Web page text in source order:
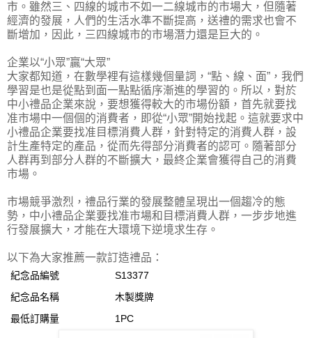
市。雖然三、四線的城市不如一二線城市的市場大，但隨著
經濟的發展，人們的生活水準不斷提高，送禮的需求也會不
斷增加，因此，三四線城市的市場潛力還是巨大的。
企業以“小眾”贏“大眾”
大家都知道，在數學裡有這樣幾個量詞，“點、線、面”，我們
學習是也是從點到面一點點循序漸進的學習的。所以，對於
中小禮品企業來說，要想獲得較大的市場份額，首先就要找
准市場中一個個的消費者，即從“小眾”開始找起。這就要求中
小禮品企業要找准目標消費人群，針對特定的消費人群，設
計生產特定的產品，從而先得部分消費者的認可。隨著部分
人群再到部分人群的不斷擴大，最終企業會獲得自己的消費
市場。
市場競爭激烈，禮品行業的發展整體呈現出一個趨冷的態
勢，中小禮品企業要找准市場和目標消費人群，一步步地進
行發展擴大，才能在大環境下逆境求生存。
以下為大家推薦一款訂造禮品：
紀念品編號
S13377
紀念品名稱
木製獎牌
最低訂購量
1PC